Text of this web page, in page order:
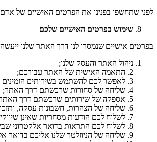
לפני שתחשפו בפנינו את הפרטים האישיים של
שימוש בפרטים האישיים שלכם
בפרטים אישיים שנמסרו לנו דרך האתר שלנו
ניהול האתר והעסק שלנו;
2. התאמה האישית של האתר עבורכם;
3. לאפשר לכם להשתמש בשירותים הזמינים באתר שלנו;
4. שליחה של סחורות שרכשתם דרך האתר;
5. אספקה של שירותים שרכשתם דרך האתר;
6. שליחה של הצהרות, חשבונות עסקה, ותזכורות תשלום אליכם, ואיסוף תשלומים מכם.
7. לשלוח לכם הודעות מסחריות שאינן שיווקיות;
8. לשלוח לכם התראות בדואר אלקטרוני שביקשתם באופן ספציפי;
9. שליחה של הניוזלטר שלנו אליכם בדואר אלקטרוני, אם ביקשתם זאת (אתם יכולים להודיע לנו בכל עת שכבר אין לכם צורך בניוזלטר);